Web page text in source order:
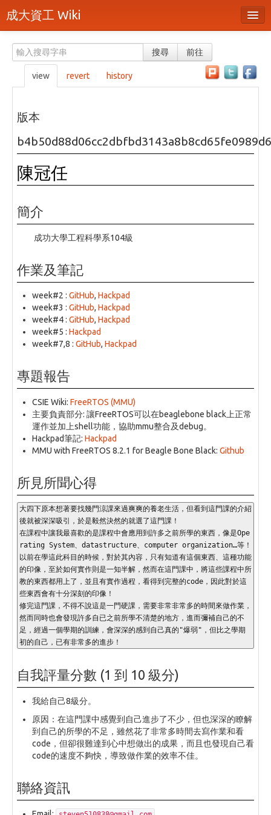
成大資工 Wiki
分類
隨機頁面
最近活動
上傳檔案
頁面原始檔
可列印版本
刪除本頁
搜尋 前往
view revert history
版本
陳冠任
簡介
成功大學工程科學系104級
作業及筆記
week#2 : GitHub, Hackpad
week#3 : GitHub, Hackpad
week#4 : GitHub, Hackpad
week#5 : Hackpad
week#7,8 : GitHub, Hackpad
專題報告
CSIE Wiki: FreeRTOS (MMU)
主要負責部分: 讓FreeRTOS可以在beaglebone black上正常
運作並加上shell功能，協助mmu整合及debug。
Hackpad筆記: Hackpad
MMU with FreeRTOS 8.2.1 for Beagle Bone Black: Github
所見所聞心得
大四下原本想著要找幾門涼課來過爽爽的養老生活，但看到這門課的介紹
後就被深深吸引，於是毅然決然的就選了這門課！
在課程中讓我最喜歡的是課程中會應用到許多之前所學的東西，像是Ope
rating System、datastructure、computer organization…等！
以前在學這此科目的時候，對於其內容，只有知道有這個東西、這種功能
的印像，至於如何實作則是一知半解，然而在這門課中，將這些課程中所
教的東西都用上了，並且有實作過程，看得到完整的code，因此對於這
些東西會有十分深刻的印像！
修完這門課，不得不說這是一門硬課，需要非常非常多的時間來做作業，
然而同時也會發現許多自已之前所學不清楚的地方，進而彌補自己的不
足，經過一個學期的訓練，會深深的感到自己真的"爆弱"，但比之學期
初的自己，已有非常多的進步！
自我評量分數 (1 到 10 級分)
我給自己8級分。
原因：在這門課中感覺到自己進步了不少，但也深深的瞭解
到自己的所學的不足，雖然花了非常多時間去寫作業和看
code，但卻很難達到心中想做出的成果，而且也發現自己看
code的速度不夠快，導致做作業的效率不佳。
聯絡資訊